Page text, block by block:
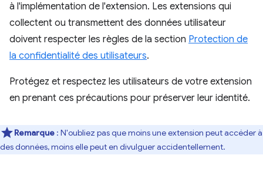
à l'implémentation de l'extension. Les extensions qui
collectent ou transmettent des données utilisateur
doivent respecter les règles de la section Protection de
la confidentialité des utilisateurs.
Protégez et respectez les utilisateurs de votre extension
en prenant ces précautions pour préserver leur identité.
Remarque : N'oubliez pas que moins une extension peut accéder à
des données, moins elle peut en divulguer accidentellement.